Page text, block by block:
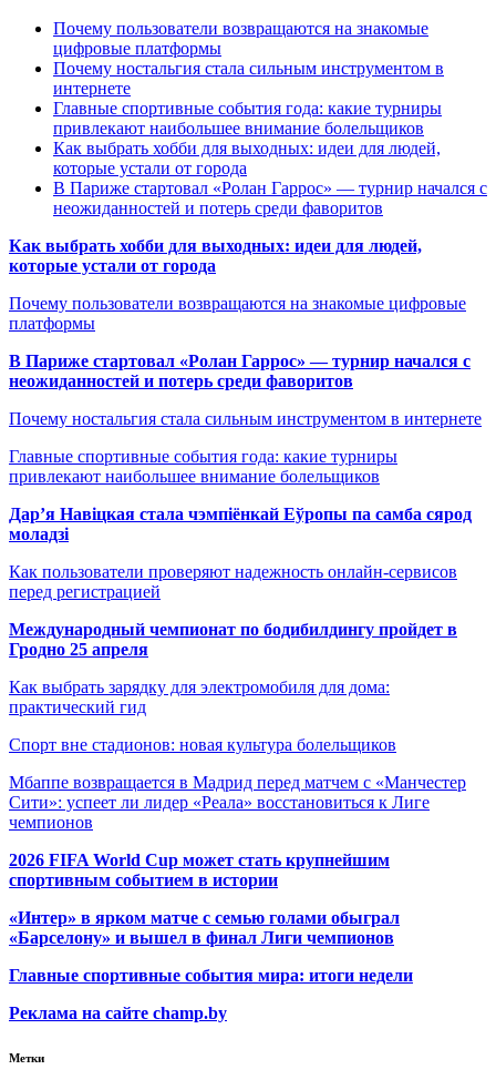
Почему пользователи возвращаются на знакомые
цифровые платформы
Почему ностальгия стала сильным инструментом в
интернете
Главные спортивные события года: какие турниры
привлекают наибольшее внимание болельщиков
Как выбрать хобби для выходных: идеи для людей,
которые устали от города
В Париже стартовал «Ролан Гаррос» — турнир начался с
неожиданностей и потерь среди фаворитов
Как выбрать хобби для выходных: идеи для людей,
которые устали от города
Почему пользователи возвращаются на знакомые цифровые
платформы
В Париже стартовал «Ролан Гаррос» — турнир начался с
неожиданностей и потерь среди фаворитов
Почему ностальгия стала сильным инструментом в интернете
Главные спортивные события года: какие турниры
привлекают наибольшее внимание болельщиков
Дар’я Навіцкая стала чэмпіёнкай Еўропы па самба сярод
моладзі
Как пользователи проверяют надежность онлайн-сервисов
перед регистрацией
Международный чемпионат по бодибилдингу пройдет в
Гродно 25 апреля
Как выбрать зарядку для электромобиля для дома:
практический гид
Спорт вне стадионов: новая культура болельщиков
Мбаппе возвращается в Мадрид перед матчем с «Манчестер
Сити»: успеет ли лидер «Реала» восстановиться к Лиге
чемпионов
2026 FIFA World Cup может стать крупнейшим
спортивным событием в истории
«Интер» в ярком матче с семью голами обыграл
«Барселону» и вышел в финал Лиги чемпионов
Главные спортивные события мира: итоги недели
Реклама на сайте champ.by
Метки